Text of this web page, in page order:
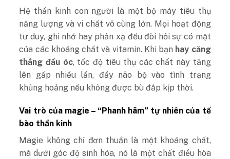
Hệ thần kinh con người là một bộ máy tiêu thụ
năng lượng và vi chất vô cùng lớn. Mọi hoạt động
tư duy, ghi nhớ hay phản xạ đều đòi hỏi sự có mặt
của các khoáng chất và vitamin. Khi bạn hay căng
thẳng đầu óc, tốc độ tiêu thụ các chất này tăng
lên gấp nhiều lần, đẩy não bộ vào tình trạng
khủng hoảng nếu không được bù đắp kịp thời.
Vai trò của magie – “Phanh hãm” tự nhiên của tế
bào thần kinh
Magie không chỉ đơn thuần là một khoáng chất,
mà dưới góc độ sinh hóa, nó là một chất điều hòa